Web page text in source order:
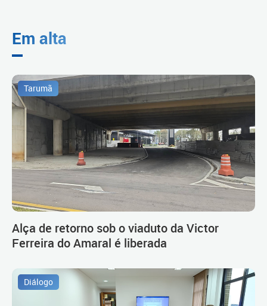
Em alta
Tarumã
Alça de retorno sob o viaduto da Victor
Ferreira do Amaral é liberada
Diálogo